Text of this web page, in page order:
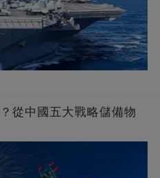
從中國五大戰略儲備物